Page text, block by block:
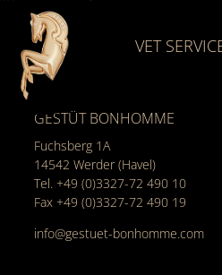
VET
GESTÜT BONHOMME
Fuchsberg 1A
14542 Werder (Havel)
Tel. +49 (0)3327-72 490 10
Fax +49 (0)3327-72 490 19
info@gestuet-bonhomme.com